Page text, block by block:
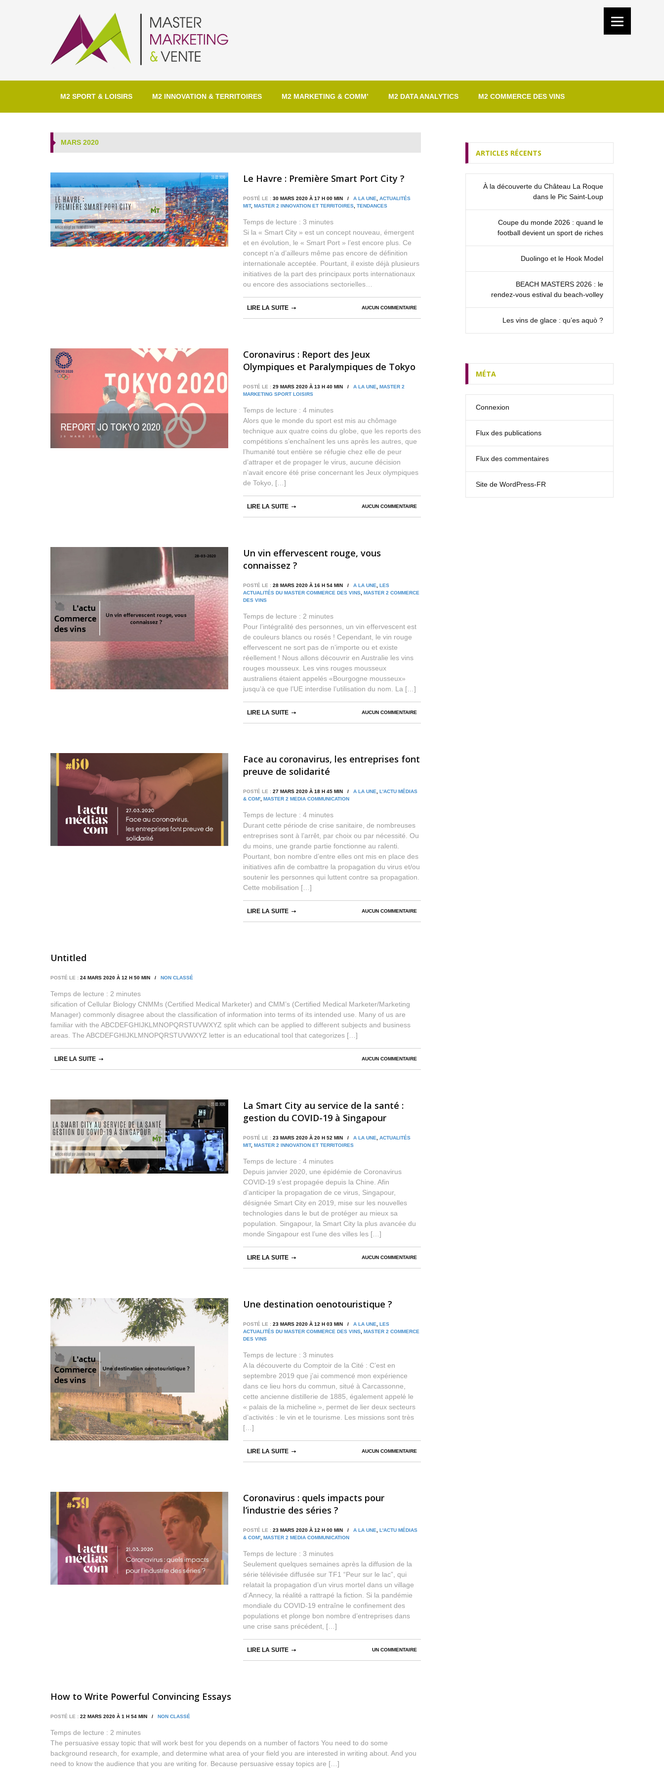
M2 SPORT & LOISIRS M2 INNOVATION & TERRITOIRES M2 MARKETING & COMM’ M2 DATA ANALYTICS M2 COMMERCE DES VINS
MARS 2020
Le Havre : Première Smart Port City ?
POSTÉ LE : 30 MARS 2020 À 17 H 00 MIN / A LA UNE
ACTUALITÉS
MIT, MASTER 2 INNOVATION ET TERRITOIRES TENDANCES
Temps de lecture : 3 minutes
Si la « Smart City » est un concept nouveau, émergent
et en évolution, le « Smart Port » l’est encore plus. Ce
concept n’a d’ailleurs même pas encore de définition
internationale acceptée. Pourtant, il existe déjà plusieurs
initiatives de la part des principaux ports internationaux
ou encore des associations sectorielles…
AUCUN COMMENTAIRE
LIRE LA SUITE
Coronavirus : Report des Jeux
Olympiques et Paralympiques de Tokyo
POSTÉ LE : 29 MARS 2020 À 13 H 40 MIN / A LA UNE
MASTER 2
MARKETING SPORT LOISIRS
Temps de lecture : 4 minutes
Alors que le monde du sport est mis au chômage
technique aux quatre coins du globe, que les reports des
compétitions s’enchaînent les uns après les autres, que
l’humanité tout entière se réfugie chez elle de peur
d’attraper et de propager le virus, aucune décision
n’avait encore été prise concernant les Jeux olympiques
de Tokyo, […]
AUCUN COMMENTAIRE
LIRE LA SUITE
Un vin effervescent rouge, vous
connaissez ?
POSTÉ LE : 28 MARS 2020 À 16 H 54 MIN / A LA UNE
LES
ACTUALITÉS DU MASTER COMMERCE DES VINS MASTER 2 COMMERCE
DES VINS
Temps de lecture : 2 minutes
Pour l’intégralité des personnes, un vin effervescent est
de couleurs blancs ou rosés ! Cependant, le vin rouge
effervescent ne sort pas de n’importe ou et existe
réellement ! Nous allons découvrir en Australie les vins
rouges mousseux. Les vins rouges mousseux
australiens étaient appelés «Bourgogne mousseux»
jusqu’à ce que l’UE interdise l’utilisation du nom. La […]
AUCUN COMMENTAIRE
LIRE LA SUITE
Face au coronavirus, les entreprises font
preuve de solidarité
POSTÉ LE : 27 MARS 2020 À 18 H 45 MIN / A LA UNE
L'ACTU MÉDIAS
& COM' MASTER 2 MEDIA COMMUNICATION
Temps de lecture : 4 minutes
Durant cette période de crise sanitaire, de nombreuses
entreprises sont à l’arrêt, par choix ou par nécessité. Ou
du moins, une grande partie fonctionne au ralenti.
Pourtant, bon nombre d’entre elles ont mis en place des
initiatives afin de combattre la propagation du virus et/ou
soutenir les personnes qui luttent contre sa propagation.
Cette mobilisation […]
AUCUN COMMENTAIRE
LIRE LA SUITE
Untitled
POSTÉ LE : 24 MARS 2020 À 12 H 50 MIN / NON CLASSÉ
Temps de lecture : 2 minutes
sification of Cellular Biology CNMMs (Certified Medical Marketer) and CMM’s (Certified Medical Marketer/Marketing
Manager) commonly disagree about the classification of information into terms of its intended use. Many of us are
familiar with the ABCDEFGHIJKLMNOPQRSTUVWXYZ split which can be applied to different subjects and business
areas. The ABCDEFGHIJKLMNOPQRSTUVWXYZ letter is an educational tool that categorizes […]
AUCUN COMMENTAIRE
LIRE LA SUITE
La Smart City au service de la santé :
gestion du COVID-19 à Singapour
POSTÉ LE : 23 MARS 2020 À 20 H 52 MIN / A LA UNE
ACTUALITÉS
MIT, MASTER 2 INNOVATION ET TERRITOIRES
Temps de lecture : 4 minutes
Depuis janvier 2020, une épidémie de Coronavirus
COVID-19 s’est propagée depuis la Chine. Afin
d’anticiper la propagation de ce virus, Singapour,
désignée Smart City en 2019, mise sur les nouvelles
technologies dans le but de protéger au mieux sa
population. Singapour, la Smart City la plus avancée du
monde Singapour est l’une des villes les […]
AUCUN COMMENTAIRE
LIRE LA SUITE
Une destination oenotouristique ?
POSTÉ LE : 23 MARS 2020 À 12 H 03 MIN / A LA UNE
LES
ACTUALITÉS DU MASTER COMMERCE DES VINS MASTER 2 COMMERCE
DES VINS
Temps de lecture : 3 minutes
A la découverte du Comptoir de la Cité : C’est en
septembre 2019 que j’ai commencé mon expérience
dans ce lieu hors du commun, situé à Carcassonne,
cette ancienne distillerie de 1885, également appelé le
« palais de la micheline », permet de lier deux secteurs
d’activités : le vin et le tourisme. Les missions sont très
[…]
AUCUN COMMENTAIRE
LIRE LA SUITE
Coronavirus : quels impacts pour
l’industrie des séries ?
POSTÉ LE : 23 MARS 2020 À 12 H 00 MIN / A LA UNE
L'ACTU MÉDIAS
& COM' MASTER 2 MEDIA COMMUNICATION
Temps de lecture : 3 minutes
Seulement quelques semaines après la diffusion de la
série télévisée diffusée sur TF1 “Peur sur le lac”, qui
relatait la propagation d’un virus mortel dans un village
d’Annecy, la réalité a rattrapé la fiction. Si la pandémie
mondiale du COVID-19 entraîne le confinement des
populations et plonge bon nombre d’entreprises dans
une crise sans précédent, […]
UN COMMENTAIRE
LIRE LA SUITE
How to Write Powerful Convincing Essays
POSTÉ LE : 22 MARS 2020 À 1 H 54 MIN / NON CLASSÉ
Temps de lecture : 2 minutes
The persuasive essay topic that will work best for you depends on a number of factors You need to do some
background research, for example, and determine what area of your field you are interested in writing about. And you
need to know the audience that you are writing for. Because persuasive essay topics are […]
ARTICLES RÉCENTS
À la découverte du Château La Roque
dans le Pic Saint‑Loup
Coupe du monde 2026 : quand le
football devient un sport de riches
Duolingo et le Hook Model
BEACH MASTERS 2026 : le
rendez‑vous estival du beach-volley
Les vins de glace : qu’es aquò ?
MÉTA
Connexion
Flux des publications
Flux des commentaires
Site de WordPress-FR